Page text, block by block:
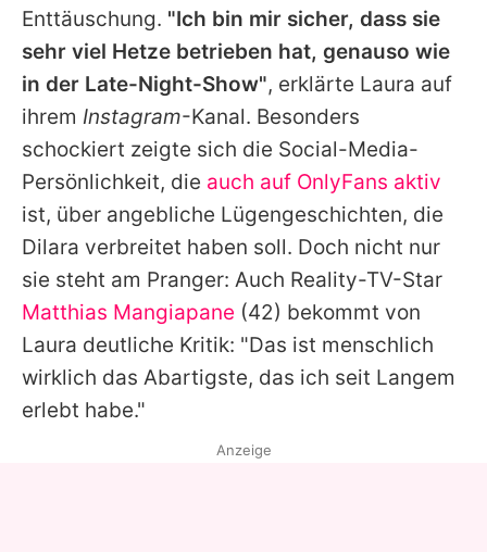
Team
Redaktionelle Richtlinien
Impressum
Datenschutzerklärung
Nutzungsbedingungen
Utiq verwalten
Enttäuschung. "Ich bin mir sicher, dass sie
sehr viel Hetze betrieben hat, genauso wie
in der Late-Night-Show", erklärte Laura auf
ihrem Instagram-Kanal. Besonders
schockiert zeigte sich die Social-Media-
Persönlichkeit, die auch auf OnlyFans aktiv
ist, über angebliche Lügengeschichten, die
Dilara verbreitet haben soll. Doch nicht nur
sie steht am Pranger: Auch Reality-TV-Star
Matthias Mangiapane (42) bekommt von
Laura deutliche Kritik: "Das ist menschlich
wirklich das Abartigste, das ich seit Langem
erlebt habe."
Anzeige